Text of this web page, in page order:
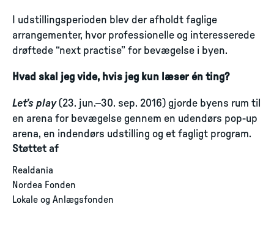
I udstillingsperioden blev der afholdt faglige
arrangementer, hvor professionelle og interesserede
drøftede “next practise” for bevægelse i byen.
Hvad skal jeg vide, hvis jeg kun læser én ting?
Let’s play(23. jun.–30. sep. 2016) gjorde byens rum til
en arena for bevægelse gennem en udendørs pop-up
arena, en indendørs udstilling og et fagligt program.
Støttet af
Realdania
Nordea Fonden
Lokale og Anlægsfonden